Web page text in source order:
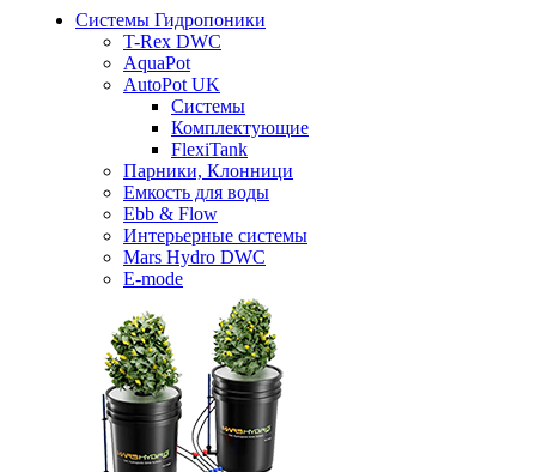
Системы Гидропоники
T-Rex DWC
AquaPot
AutoPot UK
Системы
Комплектующие
FlexiTank
Парники, Клонници
Емкость для воды
Ebb & Flow
Интерьерные системы
Mars Hydro DWC
E-mode